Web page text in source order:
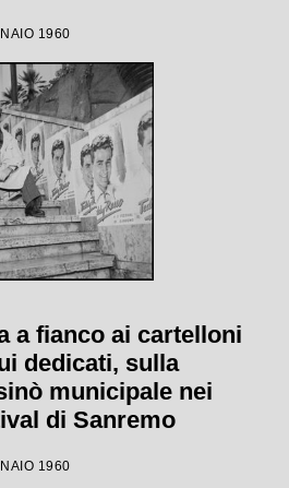
1960
a fianco ai cartelloni
dedicati, sulla
municipale nei
di Sanremo
1960